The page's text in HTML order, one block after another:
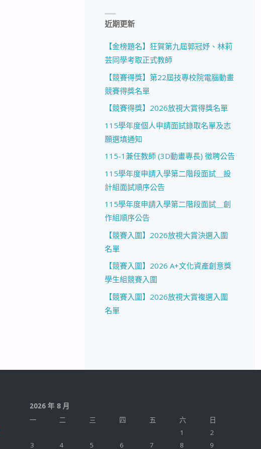
近期更新
【金榜題名】狂賀第九屆郭冠妤、林莉
芸同學考取正式教師
【競賽得獎】第22屆技專校院電腦動畫
競賽得獎名單
【競賽得獎】2026放視大賞得獎名單
115學年度個人申請面試錄取名單及志
願選填通知
115-1兼任教師 (3D動畫專長) 徵聘公告
115學年度申請入學第二階段面試＿設
計組面試順序公告
115學年度申請入學第二階段面試＿創
作組順序公告
【競賽入圍】2026放視大賞決選入圍
名單
【競賽入圍】2026 A+文化資產創意獎
學生組競賽入圍
【競賽入圍】2026放視大賞複選入圍
名單
2026 年 8 月
一
二 三 四 五 六
日
1
2
3
4 5 6 7 8 9